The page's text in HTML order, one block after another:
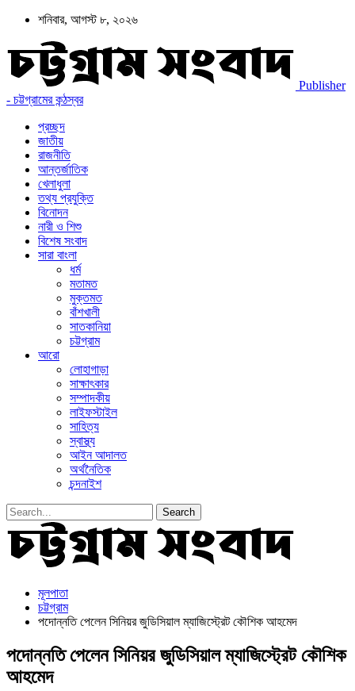
শনিবার, আগস্ট ৮, ২০২৬
Publisher
- চট্টগ্রামের কন্ঠস্বর
প্রচ্ছদ
জাতীয়
রাজনীতি
আন্তর্জাতিক
খেলাধুলা
তথ্য প্রযুক্তি
বিনোদন
নারী ও শিশু
বিশেষ সংবাদ
সারা বাংলা
ধর্ম
মতামত
মুক্তমত
বাঁশখালী
সাতকানিয়া
চট্টগ্রাম
আরো
লোহাগাড়া
সাক্ষাৎকার
সম্পাদকীয়
লাইফস্টাইল
সাহিত্য
স্বাস্থ্য
আইন আদালত
অর্থনৈতিক
চন্দনাইশ
মূলপাতা
চট্টগ্রাম
পদোন্নতি পেলেন সিনিয়র জুডিসিয়াল ম্যাজিস্ট্রেট কৌশিক আহমেদ
পদোন্নতি পেলেন সিনিয়র জুডিসিয়াল ম্যাজিস্ট্রেট কৌশিক
আহমেদ